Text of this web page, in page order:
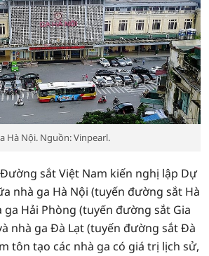
Hà Nội. Nguồn: Vinpearl.
sắt Việt Nam kiến nghị lập Dự
nhà ga Hà Nội (tuyến đường sắt Hà
ga Hải Phòng (tuyến đường sắt Gia
nhà ga Đà Lạt (tuyến đường sắt Đà
tôn tạo các nhà ga có giá trị lịch sử,